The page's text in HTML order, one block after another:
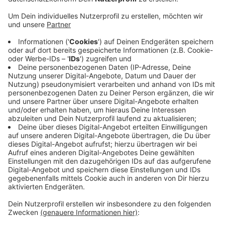
Anzeige
80 Mann hat es gebraucht, um das große Zelt
aufzurichten. Damit ist ein wichtiger Schritt erledigt,
denn jetzt kann die Bühne aufgebaut und dann Licht-
und Tontechnik installiert werden. Am Montag
kommen dann die Artisten dazu, um zu proben. Am
Donnerstag werden zur Premiere auch einige Promis
erwartet. Die Show "Totem" beschäftigt sich mit der
Evolutionsgeschichte des Menschen und will auch die
Ureinwohner Kanadas würdigen. Gemeinsam mit einem
Stamm Kostüme, Musik und Tänze entwickelt.
Anzeige